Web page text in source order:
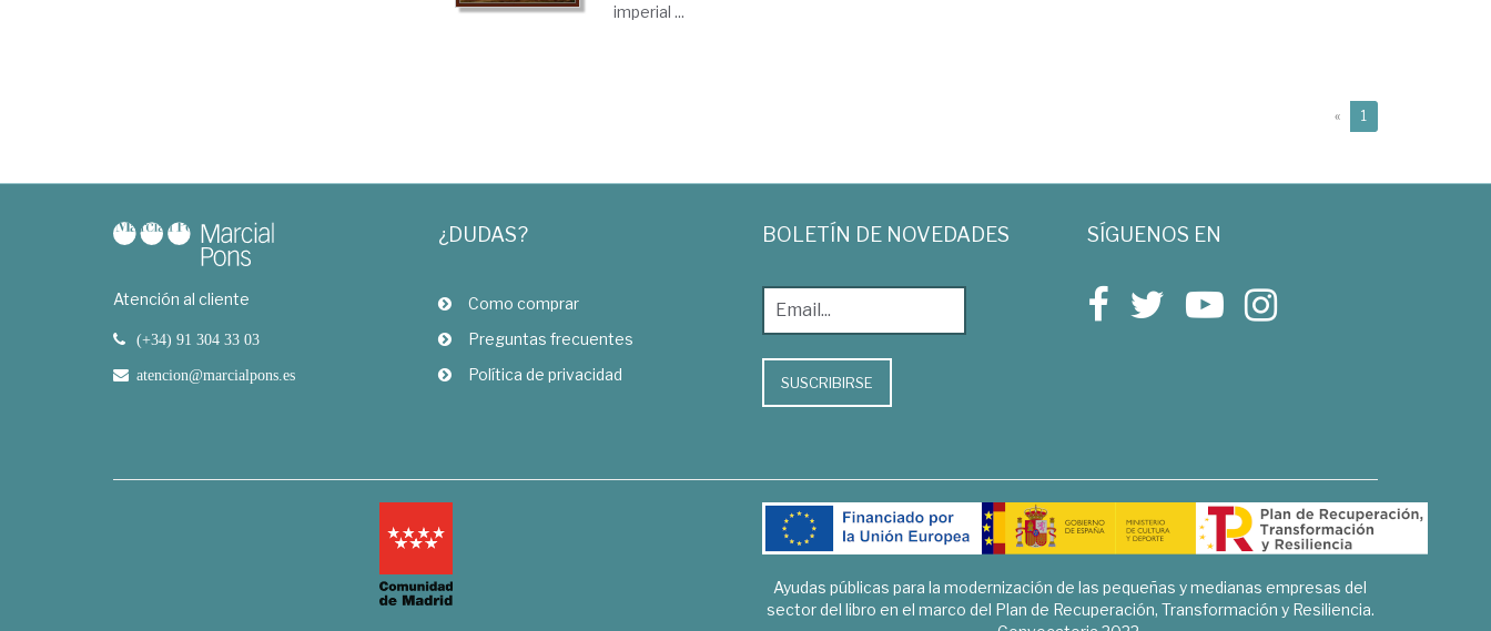
imperial ...
« 1
Atención al cliente
(+34) 91 304 33 03
atencion@marcialpons.es
¿DUDAS?
Como comprar
Preguntas frecuentes
Política de privacidad
BOLETÍN DE NOVEDADES
SUSCRIBIRSE
SÍGUENOS EN
Ayudas públicas para la modernización de las pequeñas y medianas empresas del
sector del libro en el marco del Plan de Recuperación, Transformación y Resiliencia.